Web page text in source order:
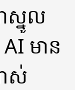
ស្នូល
AI មាន
ស់